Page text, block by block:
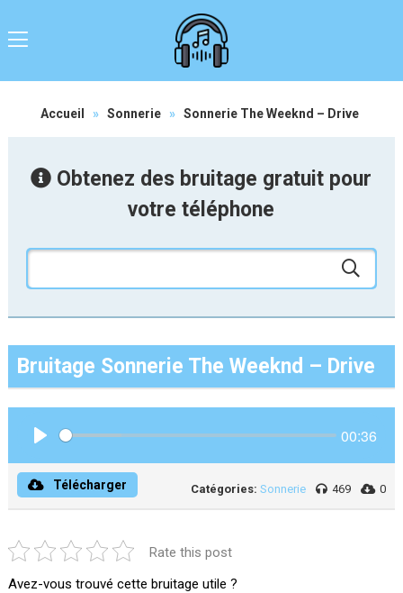
Accueil » Sonnerie » Sonnerie The Weeknd – Drive
Obtenez des bruitage gratuit pour
votre téléphone
Bruitage Sonnerie The Weeknd – Drive
00:36
Télécharger Catégories: Sonnerie 469 0
Rate this post
Avez-vous trouvé cette bruitage utile ?